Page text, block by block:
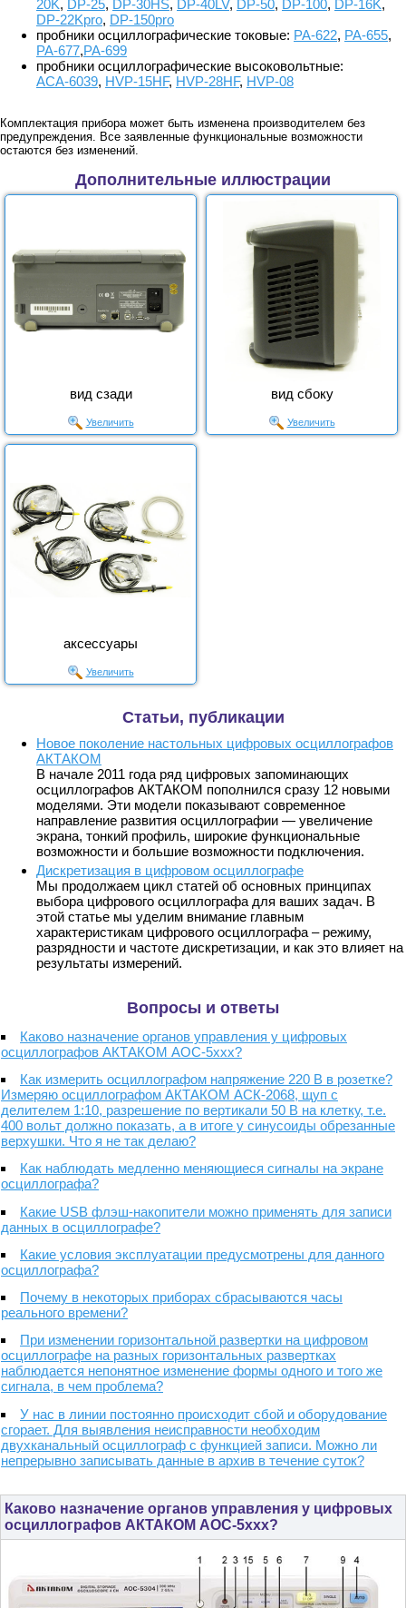
20K, DP-25, DP-30HS, DP-40LV, DP-50, DP-100, DP-16K,
DP-22Kpro, DP-150pro
пробники осциллографические токовые: PA-622, PA-655,
PA-677,PA-699
пробники осциллографические высоковольтные:
АСА-6039, HVP-15HF, HVP-28HF, HVP-08
Комплектация прибора может быть изменена производителем без
предупреждения. Все заявленные функциональные возможности
остаются без изменений.
Дополнительные иллюстрации
вид сзади
Увеличить
вид сбоку
Увеличить
аксессуары
Увеличить
Статьи, публикации
Новое поколение настольных цифровых осциллографов
АКТАКОМ
В начале 2011 года ряд цифровых запоминающих
осциллографов АКТАКОМ пополнился сразу 12 новыми
моделями. Эти модели показывают современное
направление развития осциллографии — увеличение
экрана, тонкий профиль, широкие функциональные
возможности и большие возможности подключения.
Дискретизация в цифровом осциллографе
Мы продолжаем цикл статей об основных принципах
выбора цифрового осциллографа для ваших задач. В
этой статье мы уделим внимание главным
характеристикам цифрового осциллографа – режиму,
разрядности и частоте дискретизации, и как это влияет на
результаты измерений.
Вопросы и ответы
Каково назначение органов управления у цифровых
осциллографов АКТАКОМ АОС-5ххх?
Как измерить осциллографом напряжение 220 В в розетке?
Измеряю осциллографом АКТАКОМ АСК-2068, щуп с
делителем 1:10, разрешение по вертикали 50 В на клетку, т.е.
400 вольт должно показать, а в итоге у синусоиды обрезанные
верхушки. Что я не так делаю?
Как наблюдать медленно меняющиеся сигналы на экране
осциллографа?
Какие USB флэш-накопители можно применять для записи
данных в осциллографе?
Какие условия эксплуатации предусмотрены для данного
осциллографа?
Почему в некоторых приборах сбрасываются часы
реального времени?
При изменении горизонтальной развертки на цифровом
осциллографе на разных горизонтальных развертках
наблюдается непонятное изменение формы одного и того же
сигнала, в чем проблема?
У нас в линии постоянно происходит сбой и оборудование
сгорает. Для выявления неисправности необходим
двухканальный осциллограф с функцией записи. Можно ли
непрерывно записывать данные в архив в течение суток?
Каково назначение органов управления у цифровых
осциллографов АКТАКОМ АОС-5ххх?